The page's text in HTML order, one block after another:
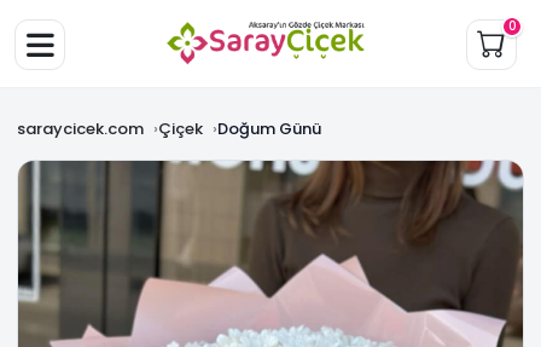
0
saraycicek.com Çiçek Doğum Günü